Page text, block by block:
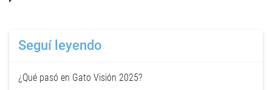
Seguí leyendo
¿Qué pasó en Gato Visión 2025?